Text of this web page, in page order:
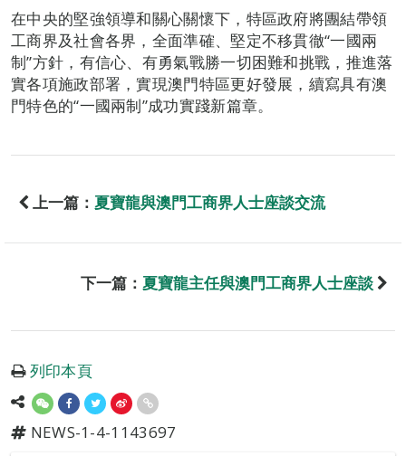
在中央的堅強領導和關心關懷下，特區政府將團結帶領
工商界及社會各界，全面準確、堅定不移貫徹“一國兩
制”方針，有信心、有勇氣戰勝一切困難和挑戰，推進落
實各項施政部署，實現澳門特區更好發展，續寫具有澳
門特色的“一國兩制”成功實踐新篇章。
上一篇： 夏寶龍與澳門工商界人士座談交流
下一篇： 夏寶龍主任與澳門工商界人士座談
列印本頁
NEWS-1-4-1143697